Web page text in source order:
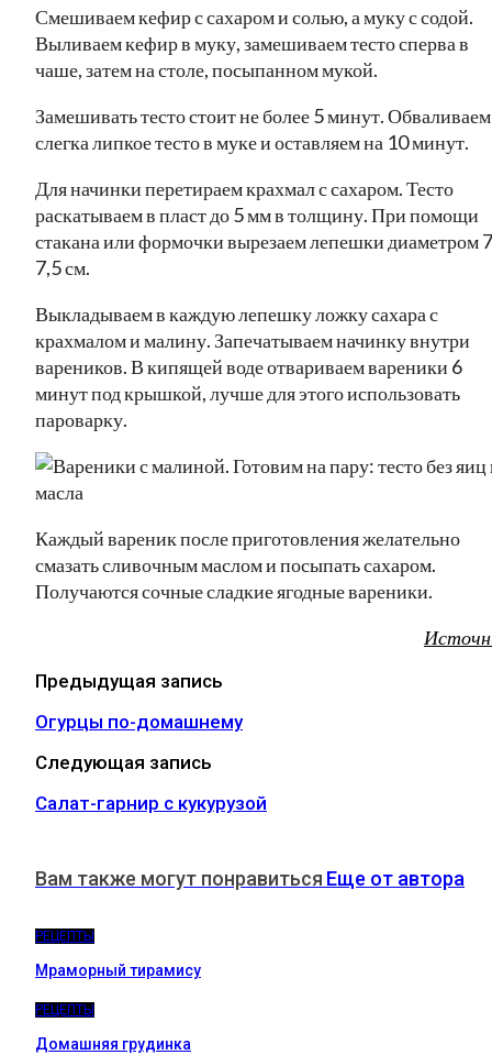
Смешиваем кефир с сахаром и солью, а муку с содой.
Выливаем кефир в муку, замешиваем тесто сперва в
чаше, затем на столе, посыпанном мукой.
Замешивать тесто стоит не более 5 минут. Обваливаем
слегка липкое тесто в муке и оставляем на 10 минут.
Для начинки перетираем крахмал с сахаром. Тесто
раскатываем в пласт до 5 мм в толщину. При помощи
стакана или формочки вырезаем лепешки диаметром
7,5 см.
Выкладываем в каждую лепешку ложку сахара с
крахмалом и малину. Запечатываем начинку внутри
вареников. В кипящей воде отвариваем вареники 6
минут под крышкой, лучше для этого использовать
пароварку.
Каждый вареник после приготовления желательно
смазать сливочным маслом и посыпать сахаром.
Получаются сочные сладкие ягодные вареники.
Предыдущая запись
Огурцы по-домашнему
Следующая запись
Салат-гарнир с кукурузой
Вам также могут понравиться Еще от автора
РЕЦЕПТЫ
Мраморный тирамису
РЕЦЕПТЫ
Домашняя грудинка